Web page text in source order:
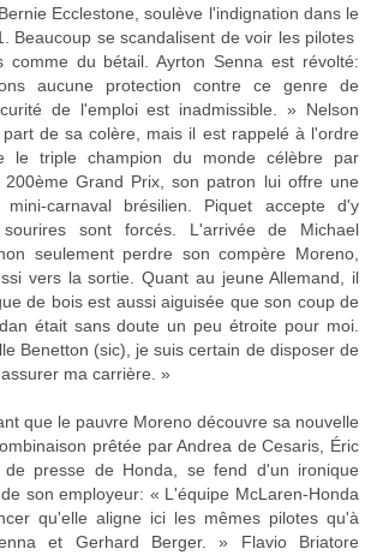
Ecclestone, soulève l'indignation dans le
Beaucoup se scandalisent de voir les pilotes
comme du bétail. Ayrton Senna est révolté:
aucune protection contre ce genre de
de l'emploi est inadmissible. » Nelson
de sa colère, mais il est rappelé à l'ordre
le triple champion du monde célèbre par
Grand Prix, son patron lui offre une
carnaval brésilien. Piquet accepte d'y
sont forcés. L'arrivée de Michael
seulement perdre son compère Moreno,
vers la sortie. Quant au jeune Allemand, il
de bois est aussi aiguisée que son coup de
était sans doute un peu étroite pour moi.
Benetton (sic), je suis certain de disposer de
ma carrière. »
que le pauvre Moreno découvre sa nouvelle
prêtée par Andrea de Cesaris, Éric
de presse de Honda, se fend d'un ironique
son employeur: « L'équipe McLaren-Honda
qu'elle aligne ici les mêmes pilotes qu'à
et Gerhard Berger. » Flavio Briatore